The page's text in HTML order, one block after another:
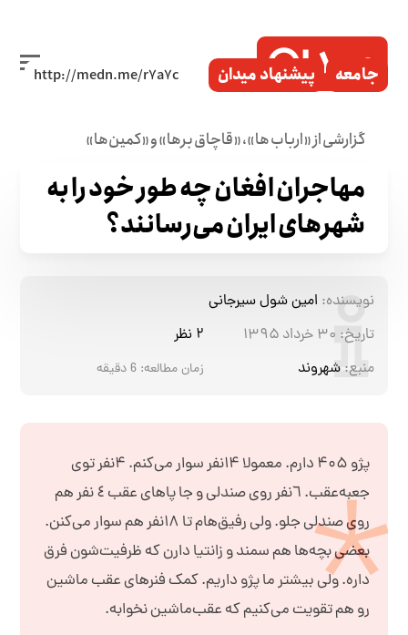
جامعه پیشنهاد میدان
گزارشی از «ارباب ها»، «قاچاق برها» و «کمین‌ها»
مهاجران افغان چه طور خود را به
شهرهای ایران می‌رسانند؟
نویسنده: امین شول سیرجانی
تاریخ: ۳۰ خرداد ۱۳۹۵
۲ نظر
منبع: شهروند زمان مطالعه: 6دقیقه
پژو ۴۰۵ دارم. معمولا ۱۴نفر سوار می‌کنم. ۴نفر توی
جعبه‌عقب. ٦نفر روی صندلی و جا پاهای عقب ٤ نفر هم
روی صندلی جلو. ولی رفیق‌هام تا ۱۸نفر هم سوار می‌کنن.
بعضی بچه‌ها هم سمند و زانتیا دارن که ظرفیت‌شون فرق
داره. ولی بیشتر ما پژو داریم. کمک فنرهای عقب ماشین
رو هم تقویت می‌کنیم که عقب‌ماشین نخوابه.